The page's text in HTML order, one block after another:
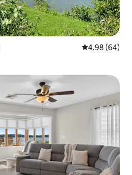
คะแนนเฉลี่ย
4.98 (64)